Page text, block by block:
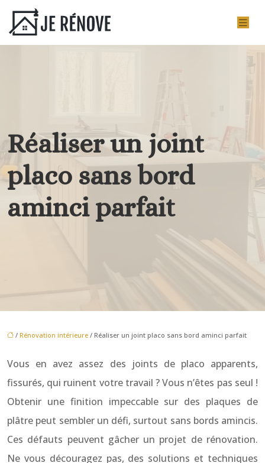
Réaliser un joint
placo sans bord
aminci parfait
/ Rénovation intérieure / Réaliser un joint placo sans bord aminci parfait
Vous en avez assez des joints de placo apparents,
fissurés, qui ruinent votre travail ? Vous n’êtes pas seul !
Obtenir une finition impeccable sur des plaques de
plâtre peut sembler un défi, surtout sans bords amincis.
Ces défauts peuvent gâcher un projet de rénovation.
Ne vous découragez pas, des solutions et techniques